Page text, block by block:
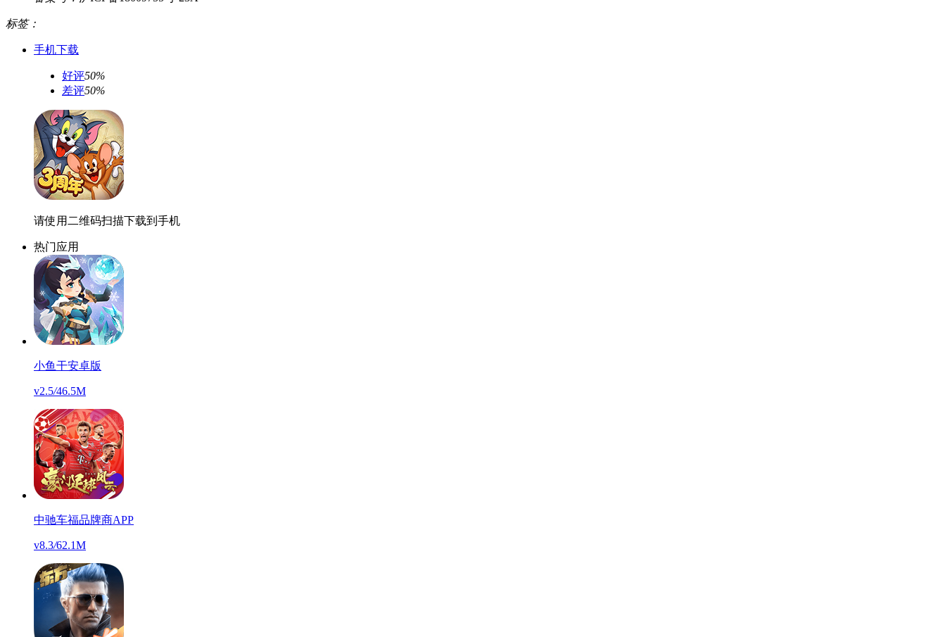
标签：
手机下载
好评50%
差评50%
请使用二维码扫描下载到手机
热门应用
小鱼干安卓版
v2.5/46.5M
中驰车福品牌商APP
v8.3/62.1M